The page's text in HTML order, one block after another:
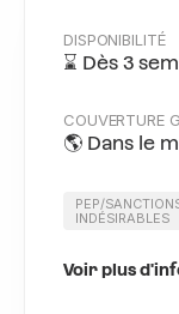
DISPONIBILITÉ
⌛ Dès 3
COUVERTURE
🌎 Dans le
PEP/
INDÉSIRABLES
Voir plus